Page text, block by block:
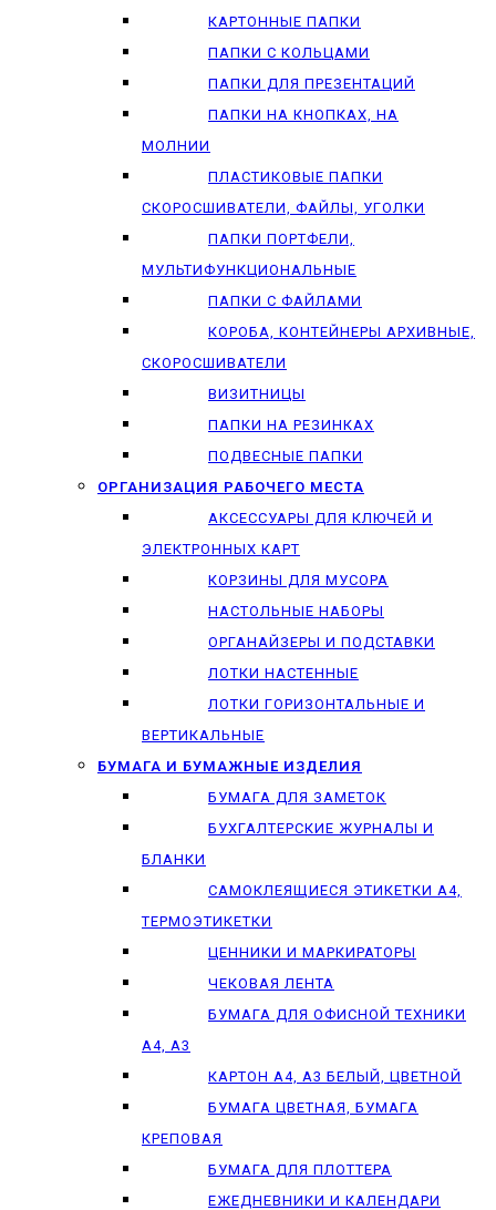
КАРТОННЫЕ ПАПКИ
ПАПКИ С КОЛЬЦАМИ
ПАПКИ ДЛЯ ПРЕЗЕНТАЦИЙ
ПАПКИ НА КНОПКАХ, НА
МОЛНИИ
ПЛАСТИКОВЫЕ ПАПКИ
СКОРОСШИВАТЕЛИ, ФАЙЛЫ, УГОЛКИ
ПАПКИ ПОРТФЕЛИ,
МУЛЬТИФУНКЦИОНАЛЬНЫЕ
ПАПКИ С ФАЙЛАМИ
КОРОБА, КОНТЕЙНЕРЫ АРХИВНЫЕ,
СКОРОСШИВАТЕЛИ
ВИЗИТНИЦЫ
ПАПКИ НА РЕЗИНКАХ
ПОДВЕСНЫЕ ПАПКИ
ОРГАНИЗАЦИЯ РАБОЧЕГО МЕСТА
АКСЕССУАРЫ ДЛЯ КЛЮЧЕЙ И
ЭЛЕКТРОННЫХ КАРТ
КОРЗИНЫ ДЛЯ МУСОРА
НАСТОЛЬНЫЕ НАБОРЫ
ОРГАНАЙЗЕРЫ И ПОДСТАВКИ
ЛОТКИ НАСТЕННЫЕ
ЛОТКИ ГОРИЗОНТАЛЬНЫЕ И
ВЕРТИКАЛЬНЫЕ
БУМАГА И БУМАЖНЫЕ ИЗДЕЛИЯ
БУМАГА ДЛЯ ЗАМЕТОК
БУХГАЛТЕРСКИЕ ЖУРНАЛЫ И
БЛАНКИ
САМОКЛЕЯЩИЕСЯ ЭТИКЕТКИ А4,
ТЕРМОЭТИКЕТКИ
ЦЕННИКИ И МАРКИРАТОРЫ
ЧЕКОВАЯ ЛЕНТА
БУМАГА ДЛЯ ОФИСНОЙ ТЕХНИКИ
А4, А3
КАРТОН А4, А3 БЕЛЫЙ, ЦВЕТНОЙ
БУМАГА ЦВЕТНАЯ, БУМАГА
КРЕПОВАЯ
БУМАГА ДЛЯ ПЛОТТЕРА
ЕЖЕДНЕВНИКИ И КАЛЕНДАРИ